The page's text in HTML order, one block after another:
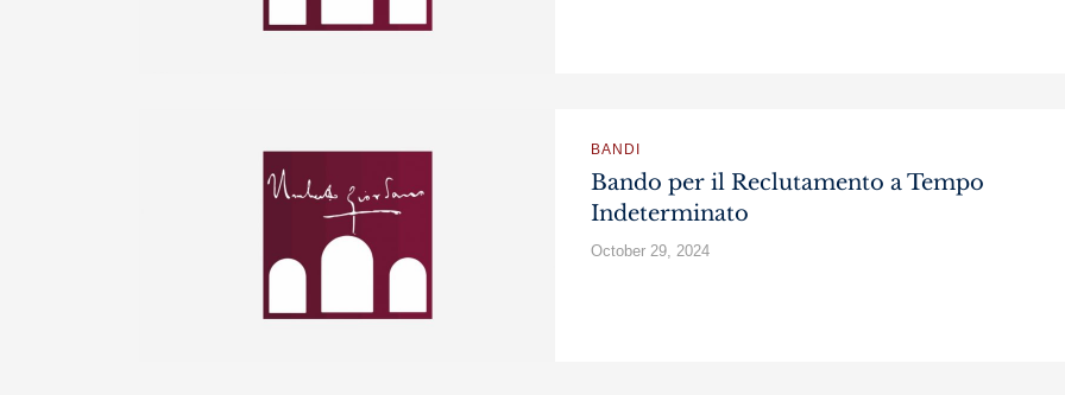
BANDI
Bando per il Reclutamento a Tempo
Indeterminato
October 29, 2024